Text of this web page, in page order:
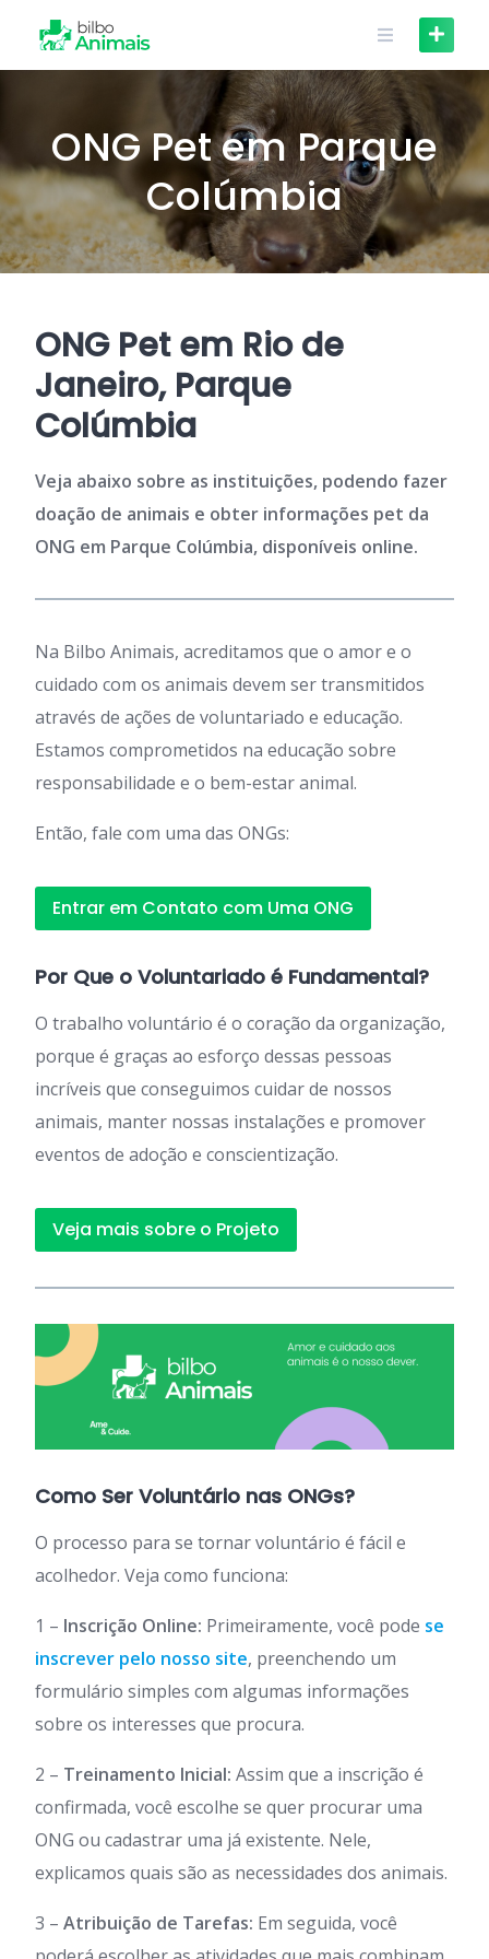
content
ONG Pet em Parque
Colúmbia
ONG Pet em Rio de
Janeiro, Parque
Colúmbia
Veja abaixo sobre as instituições, podendo fazer
doação de animais e obter informações pet da
ONG em Parque Colúmbia, disponíveis online.
Na Bilbo Animais, acreditamos que o amor e o
cuidado com os animais devem ser transmitidos
através de ações de voluntariado e educação.
Estamos comprometidos na educação sobre
responsabilidade e o bem-estar animal.
Então, fale com uma das ONGs:
Entrar em Contato com Uma ONG
Por Que o Voluntariado é Fundamental?
O trabalho voluntário é o coração da organização,
porque é graças ao esforço dessas pessoas
incríveis que conseguimos cuidar de nossos
animais, manter nossas instalações e promover
eventos de adoção e conscientização.
Veja mais sobre o Projeto
Como Ser Voluntário nas ONGs?
O processo para se tornar voluntário é fácil e
acolhedor. Veja como funciona:
1 – Inscrição Online: Primeiramente, você pode se
inscrever pelo nosso site, preenchendo um
formulário simples com algumas informações
sobre os interesses que procura.
2 – Treinamento Inicial: Assim que a inscrição é
confirmada, você escolhe se quer procurar uma
ONG ou cadastrar uma já existente. Nele,
explicamos quais são as necessidades dos animais.
3 – Atribuição de Tarefas: Em seguida, você